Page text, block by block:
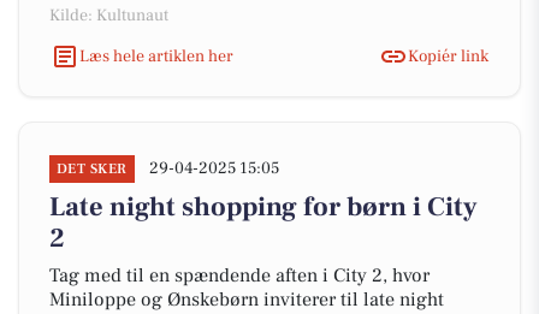
Kilde: Kultunaut
Læs hele artiklen her
Kopiér link
DET SKER 29-04-2025 15:05
Late night shopping for børn i City
2
Tag med til en spændende aften i City 2, hvor
Miniloppe og Ønskebørn inviterer til late night